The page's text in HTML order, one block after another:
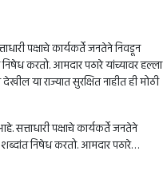
पक्षाचे कार्यकर्ते जनतेने निवडून
करतो. आमदार पठारे यांच्यावर हल्ला
या राज्यात सुरक्षित नाहीत ही मोठी
सत्ताधारी पक्षाचे कार्यकर्ते जनतेने
निषेध करतो. आमदार पठारे…